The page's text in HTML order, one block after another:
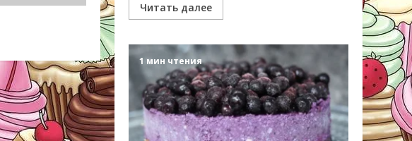
Читать далее
1 мин чтения